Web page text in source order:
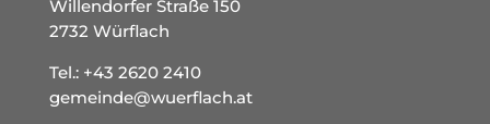
Willendorfer Straße 150
2732 Würflach
Tel.: +43 2620 2410
gemeinde@wuerflach.at